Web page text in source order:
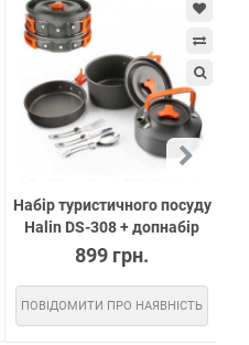
Набір туристичного посуду
Halin DS-308 + допнабір
899 грн.
ПОВІДОМИТИ ПРО НАЯВНІСТЬ